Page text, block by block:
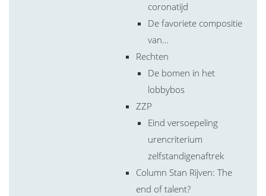
coronatijd
De favoriete compositie
van…
Rechten
De bomen in het
lobbybos
ZZP
Eind versoepeling
urencriterium
zelfstandigenaftrek
Column Stan Rijven: The
end of talent?